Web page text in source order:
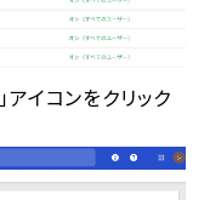
アイコンをクリック